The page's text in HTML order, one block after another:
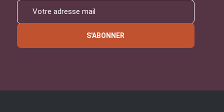
S'ABONNER